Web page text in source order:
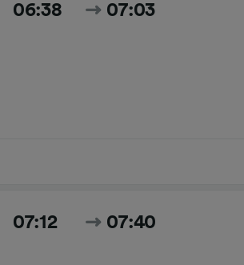
06:38 07:03
07:12 07:40